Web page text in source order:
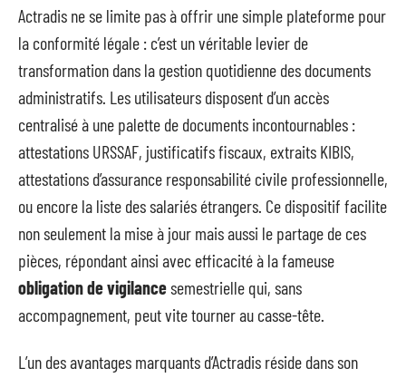
Actradis ne se limite pas à offrir une simple plateforme pour
la conformité légale : c’est un véritable levier de
transformation dans la gestion quotidienne des documents
administratifs. Les utilisateurs disposent d’un accès
centralisé à une palette de documents incontournables :
attestations URSSAF, justificatifs fiscaux, extraits KIBIS,
attestations d’assurance responsabilité civile professionnelle,
ou encore la liste des salariés étrangers. Ce dispositif facilite
non seulement la mise à jour mais aussi le partage de ces
pièces, répondant ainsi avec efficacité à la fameuse
obligation de vigilancesemestrielle qui, sans
accompagnement, peut vite tourner au casse-tête.
L’un des avantages marquants d’Actradis réside dans son